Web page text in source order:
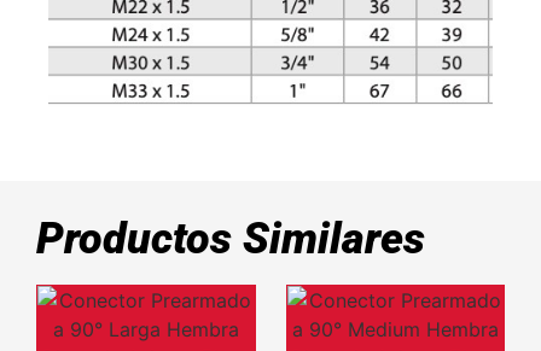
Productos Similares